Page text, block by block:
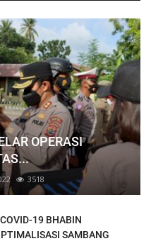
OPERASI
3518
19 BHABIN
SAMBANG